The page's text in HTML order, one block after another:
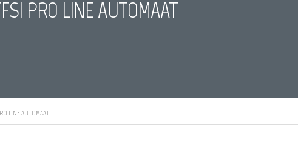
PRO LINE AUTOMAAT
LINE AUTOMAAT